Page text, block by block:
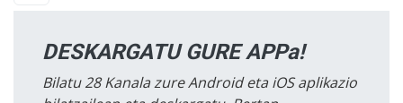
DESKARGATU GURE APPa!
Bilatu 28 Kanala zure Android eta iOS aplikazio